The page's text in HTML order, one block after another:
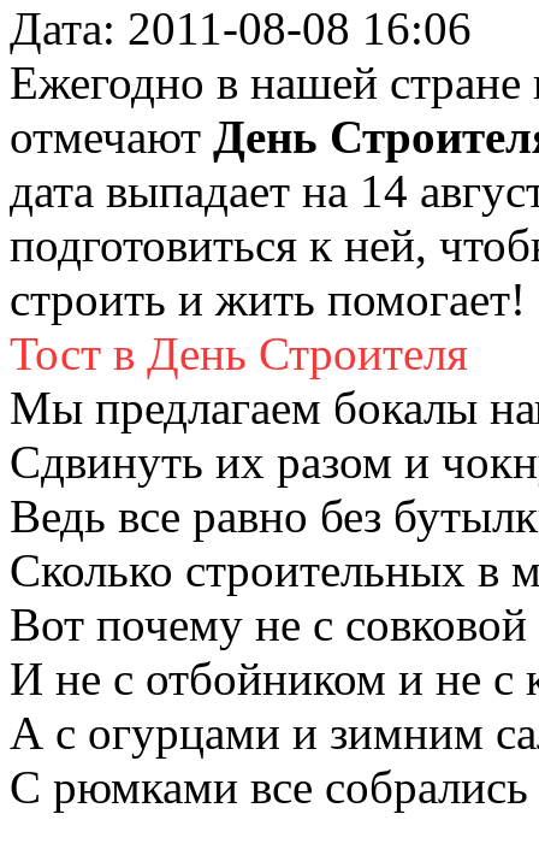
Дата: 2011-08-08 16:06
Ежегодно в нашей стране
отмечают День
дата выпадает на 14
подготовиться к ней,
строить и жить помогает!
Тост в День Строителя
Мы предлагаем бокалы
Сдвинуть их разом и
Ведь все равно без
Сколько строительных в
Вот почему не с совковой
И не с отбойником и не с
А с огурцами и зимним
С рюмками все собрались